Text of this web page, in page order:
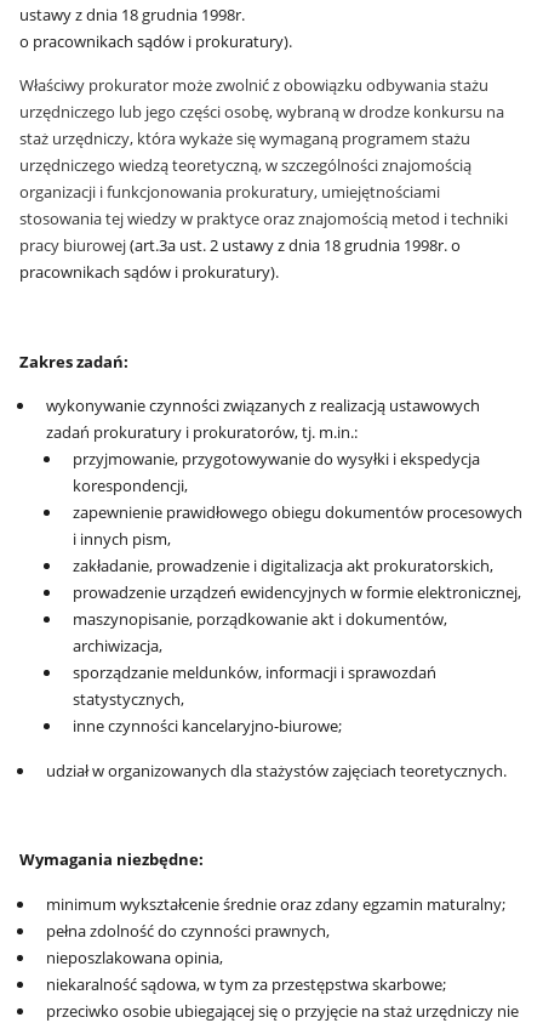
ustawy z dnia 18 grudnia 1998r.
o pracownikach sądów i prokuratury).
Właściwy prokurator może zwolnić z obowiązku odbywania stażu
urzędniczego lub jego części osobę, wybraną w drodze konkursu na
staż urzędniczy, która wykaże się wymaganą programem stażu
urzędniczego wiedzą teoretyczną, w szczególności znajomością
organizacji i funkcjonowania prokuratury, umiejętnościami
stosowania tej wiedzy w praktyce oraz znajomością metod i techniki
pracy biurowej(art.3a ust. 2 ustawy z dnia 18 grudnia 1998r. o
pracownikach sądów i prokuratury).
Zakres zadań:
wykonywanie czynności związanych z realizacją ustawowych
zadań prokuratury i prokuratorów, tj. m.in.:
przyjmowanie, przygotowywanie do wysyłki i ekspedycja
korespondencji,
zapewnienie prawidłowego obiegu dokumentów procesowych
i innych pism,
zakładanie, prowadzenie i digitalizacja akt prokuratorskich,
prowadzenie urządzeń ewidencyjnych w formie elektronicznej,
maszynopisanie, porządkowanie akt i dokumentów,
archiwizacja,
sporządzanie meldunków, informacji i sprawozdań
statystycznych,
inne czynności kancelaryjno-biurowe;
udział w organizowanych dla stażystów zajęciach teoretycznych.
Wymagania niezbędne:
minimum wykształcenie średnie oraz zdany egzamin maturalny;
pełna zdolność do czynności prawnych,
nieposzlakowana opinia,
niekaralność sądowa, w tym za przestępstwa skarbowe;
przeciwko osobie ubiegającej się o przyjęcie na staż urzędniczy nie